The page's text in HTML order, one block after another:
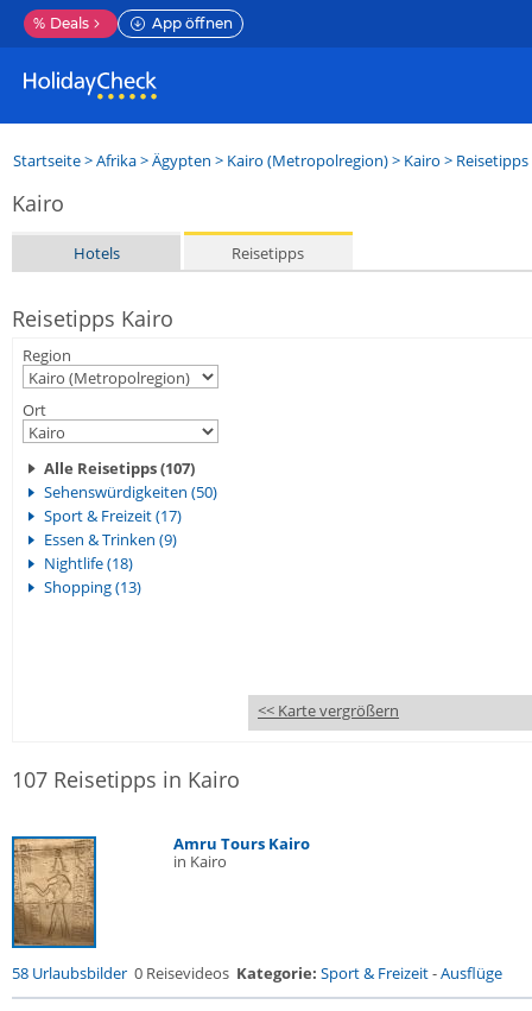
% Deals App öffnen
Startseite>Afrika>Ägypten > Kairo (Metropolregion)> Kairo > Reisetipps
Kairo
Hotels Reisetipps
Reisetipps Kairo
Region
Ort
Alle Reisetipps (107)
Sehenswürdigkeiten (50)
Sport & Freizeit (17)
Essen & Trinken (9)
Nightlife (18)
Shopping (13)
<< Karte vergrößern
107 Reisetipps in Kairo
Amru Tours Kairo
in Kairo
58 Urlaubsbilder 0 Reisevideos Kategorie: Sport & Freizeit-Ausflüge